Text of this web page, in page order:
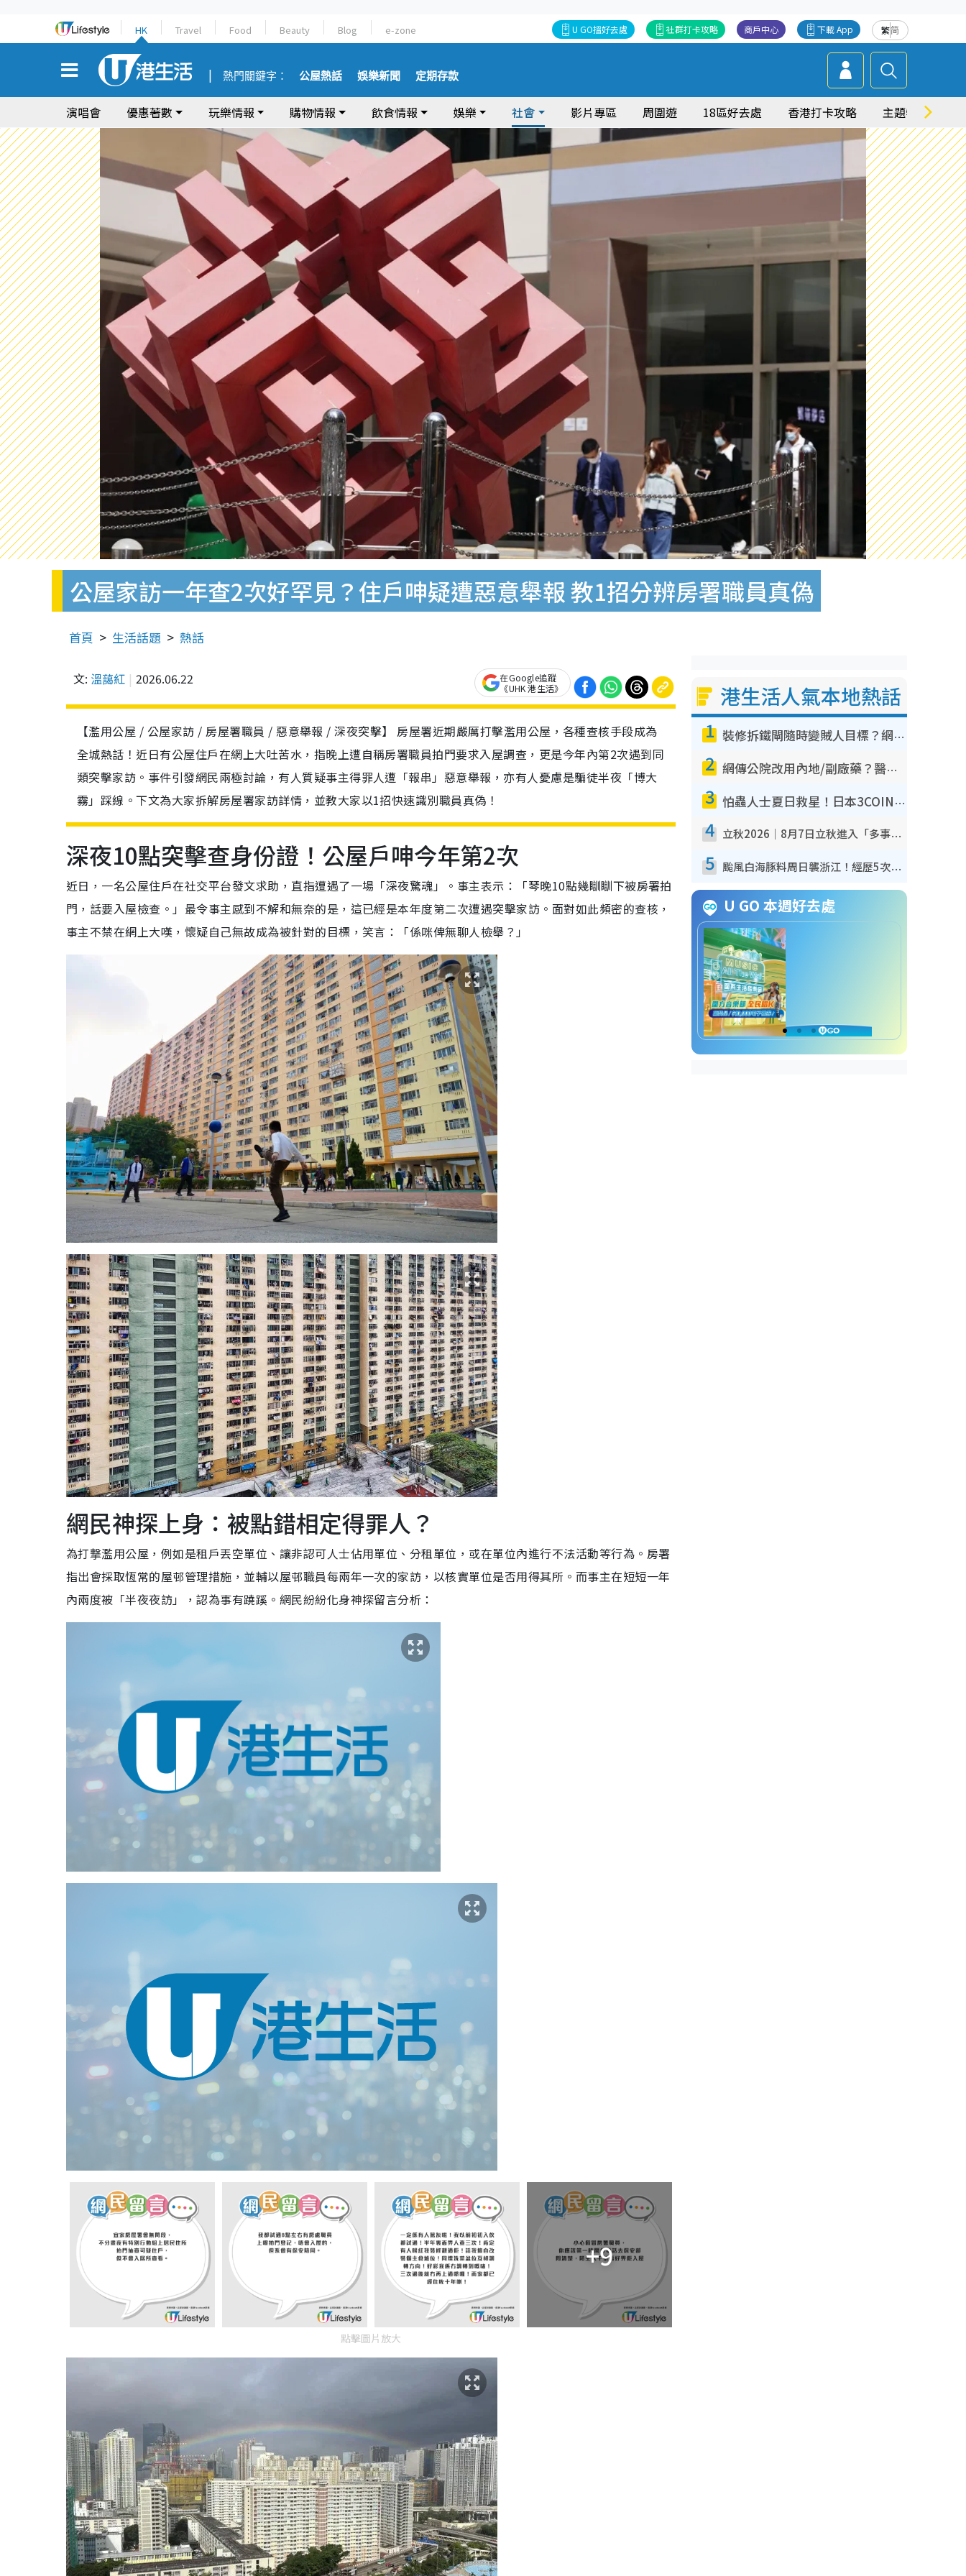
HK Travel Food Beauty Blog e-zone 繁简
下載 App
商戶中心
社群打卡攻略
U GO搵好去處
熱門關鍵字： 公屋熱話 娛樂新聞 定期存款
演唱會 優惠著數 玩樂情報 購物情報 飲食情報 娛樂 社會 影片專區 周圍遊 18區好去處 香港打卡攻略 主題特集
公屋家訪一年查2次好罕見？住戶呻疑遭惡意舉報 教1招分辨房署職員真偽
首頁 生活話題 熱話
文: 溫藹紅 2026.06.22
在Google追蹤
《UHK 港生活》
【濫用公屋 / 公屋家訪 / 房屋署職員 / 惡意舉報 / 深夜突擊】 房屋署近期嚴厲打擊濫用公屋，各種查核手段成為
全城熱話！近日有公屋住戶在網上大吐苦水，指晚上遭自稱房署職員拍門要求入屋調查，更是今年內第2次遇到同
類突擊家訪。事件引發網民兩極討論，有人質疑事主得罪人遭「報串」惡意舉報，亦有人憂慮是騙徒半夜「博大
霧」踩線。下文為大家拆解房屋署家訪詳情，並教大家以1招快速識別職員真偽！
深夜10點突擊查身份證！公屋戶呻今年第2次
近日，一名公屋住戶在社交平台發文求助，直指遭遇了一場「深夜驚魂」。事主表示：「琴晚10點幾瞓瞓下被房署拍
門，話要入屋檢查。」最令事主感到不解和無奈的是，這已經是本年度第二次遭遇突擊家訪。面對如此頻密的查核，
事主不禁在網上大嘆，懷疑自己無故成為被針對的目標，笑言：「係咪俾無聊人檢舉？」
網民神探上身：被點錯相定得罪人？
為打撃濫用公屋，例如是租戶丟空單位、讓非認可人士佔用單位、分租單位，或在單位內進行不法活動等行為。房署
指出會採取恆常的屋邨管理措施，並輔以屋邨職員每兩年一次的家訪，以核實單位是否用得其所。而事主在短短一年
內兩度被「半夜夜訪」，認為事有蹺蹊。網民紛紛化身神探留言分析：
+9
點擊圖片放大
港生活人氣本地熱話
1 裝修拆鐵閘隨時變賊人目標？網民揭2大關鍵用途：裝新式等於白裝？附新舊鐵閘分別
2 網傳公院改用內地/副廠藥？醫生拆解正副廠分別 揭4類人換藥隨時出事
3 怕蟲人士夏日救星！日本3COINS爆紅驅蟲神器$45起 1招「全程免觸碰」輕鬆搞定小強
4 立秋2026｜8月7日立秋進入「多事之秋」 3件事唔做得！專家教6招開運 清枱頭／銀包納氣接好運
5 颱風白海豚料周日襲浙江！經歷5次「眼牆置換」極罕見 成登陸內地最長途颱風
U GO 本週好去處